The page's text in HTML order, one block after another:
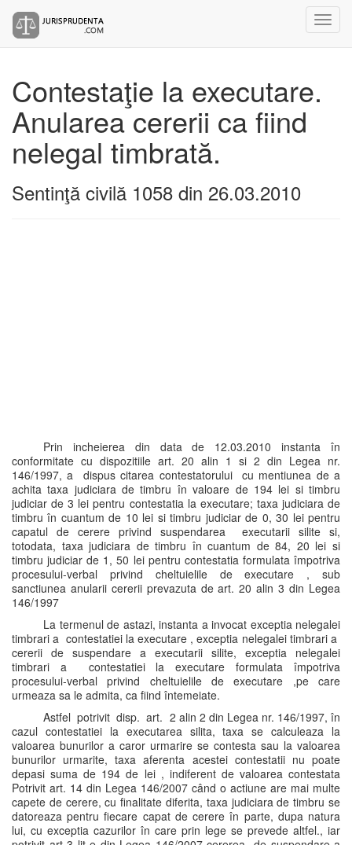
Contestaţie la executare.
Anularea cererii ca fiind
nelegal timbrată.
Sentinţă civilă 1058 din 26.03.2010
Prin incheierea din data de 12.03.2010 instanta în
conformitate cu dispozitiile art. 20 alin 1 si 2 din Legea nr.
146/1997, a dispus citarea contestatorului cu mentiunea de a
achita taxa judiciara de timbru în valoare de 194 lei si timbru
judiciar de 3 lei pentru contestatia la executare; taxa judiciara de
timbru în cuantum de 10 lei si timbru judiciar de 0, 30 lei pentru
capatul de cerere privind suspendarea executarii silite si,
totodata, taxa judiciara de timbru în cuantum de 84, 20 lei si
timbru judiciar de 1, 50 lei pentru contestatia formulata împotriva
procesului-verbal privind cheltuielile de executare , sub
sanctiunea anularii cererii prevazuta de art. 20 alin 3 din Legea
146/1997
La termenul de astazi, instanta a invocat exceptia nelegalei
timbrari a contestatiei la executare , exceptia nelegalei timbrari a
cererii de suspendare a executarii silite, exceptia nelegalei
timbrari a contestatiei la executare formulata împotriva
procesului-verbal privind cheltuielile de executare ,pe care
urmeaza sa le admita, ca fiind întemeiate.
Astfel potrivit disp. art. 2 alin 2 din Legea nr. 146/1997, în
cazul contestatiei la executarea silita, taxa se calculeaza la
valoarea bunurilor a caror urmarire se contesta sau la valoarea
bunurilor urmarite, taxa aferenta acestei contestatii nu poate
depasi suma de 194 de lei , indiferent de valoarea contestata
Potrivit art. 14 din Legea 146/2007 când o actiune are mai multe
capete de cerere, cu finalitate diferita, taxa judiciara de timbru se
datoreaza pentru fiecare capat de cerere în parte, dupa natura
lui, cu exceptia cazurilor în care prin lege se prevede altfel., iar